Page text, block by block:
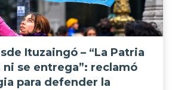
Ituzaingó – “La Patria
ni se entrega”: reclamó
para defender la